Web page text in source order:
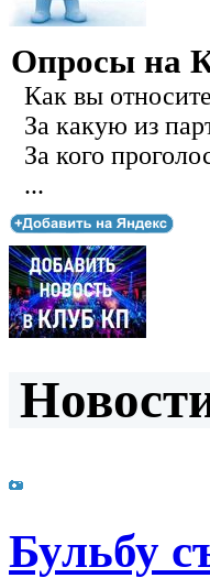
Опросы на
Как вы
За какую из
За кого
...
Бульбу